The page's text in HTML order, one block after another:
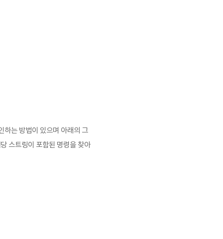
하는 방법이 있으며 아래의 그
스트링이 포함된 명령을 찾아